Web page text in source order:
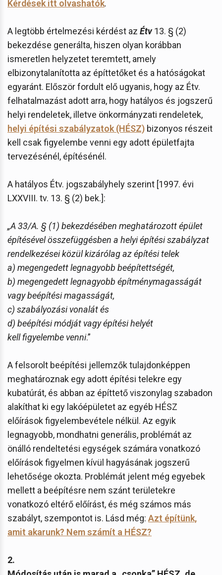
Kérdések itt olvashatók.
A legtöbb értelmezési kérdést az Étv13. § (2)
bekezdése generálta, hiszen olyan korábban
ismeretlen helyzetet teremtett, amely
elbizonytalanította az építtetőket és a hatóságokat
egyaránt. Először fordult elő ugyanis, hogy az Étv.
felhatalmazást adott arra, hogy hatályos és jogszerű
helyi rendeletek, illetve önkormányzati rendeletek,
helyi építési szabályzatok (HÉSZ) bizonyos részeit
kell csak figyelembe venni egy adott épületfajta
tervezésénél, építésénél.
A hatályos Étv. jogszabályhely szerint [1997. évi
LXXVIII. tv. 13. § (2) bek.]:
„A 33/A. § (1) bekezdésében meghatározott épület
építésével összefüggésben a helyi építési szabályzat
rendelkezései közül kizárólag az építési telek
a) megengedett legnagyobb beépítettségét,
b) megengedett legnagyobb építménymagasságát
vagy beépítési magasságát,
c) szabályozási vonalát és
d) beépítési módját vagy építési helyét
kell figyelembe venni.”
A felsorolt beépítési jellemzők tulajdonképpen
meghatároznak egy adott építési telekre egy
kubatúrát, és abban az építtető viszonylag szabadon
alakíthat ki egy lakóépületet az egyéb HÉSZ
előírások figyelembevétele nélkül. Az egyik
legnagyobb, mondhatni generális, problémát az
önálló rendeltetési egységek számára vonatkozó
előírások figyelmen kívül hagyásának jogszerű
lehetősége okozta. Problémát jelent még egyebek
mellett a beépítésre nem szánt területekre
vonatkozó eltérő előírást, és még számos más
szabályt, szempontot is. Lásd még: Azt építünk,
amit akarunk? Nem számít a HÉSZ?
2.